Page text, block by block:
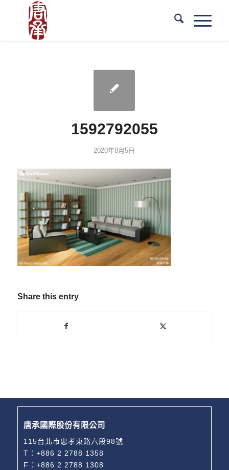
1592792055
2020年8月5日
Share this entry
唐承國際股份有限公司
115台北市忠孝東路六段98號
T：+886 2 2788 1358
F：+886 2 2788 1308